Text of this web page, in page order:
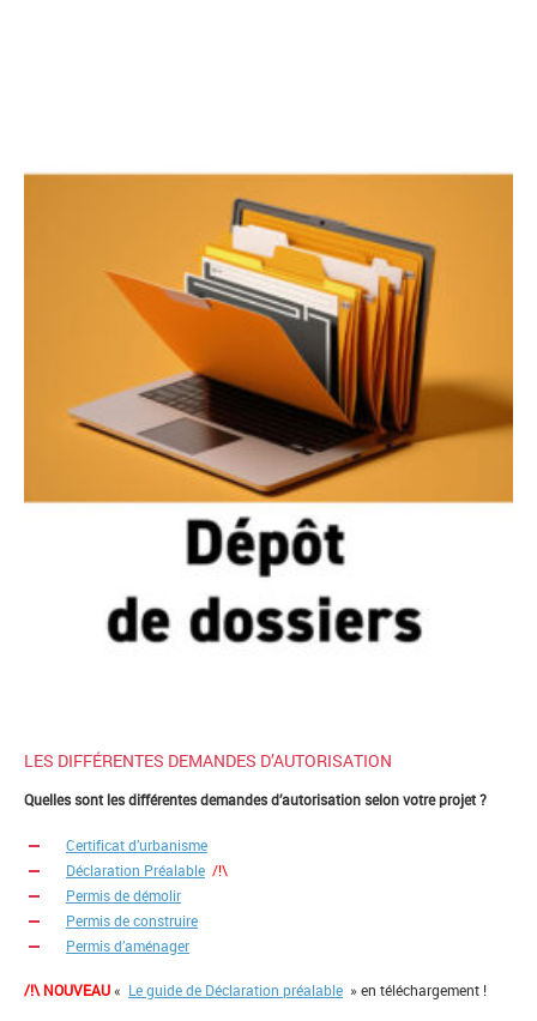
LES DIFFÉRENTES DEMANDES D’AUTORISATION
Quelles sont les différentes demandes d’autorisation selon votre projet ?
Certificat d’urbanisme
Déclaration Préalable /!\
Permis de démolir
Permis de construire
Permis d’aménager
/!\ NOUVEAU« Le guide de Déclaration préalable » en téléchargement !